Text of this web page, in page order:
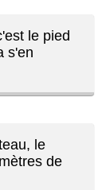
le pied
s'en
le
de